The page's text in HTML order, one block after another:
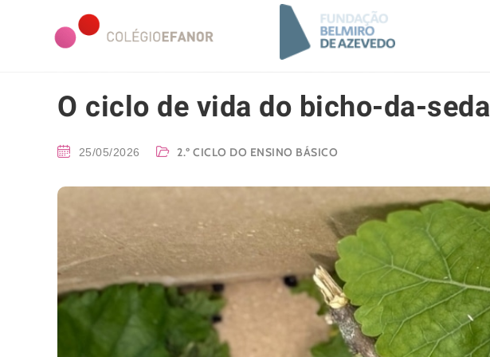
O ciclo de vida do bicho-da-seda
25/05/2026 2.º CICLO DO ENSINO BÁSICO